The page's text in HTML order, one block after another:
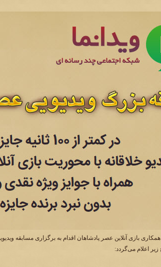
همکاری بازی آنلاین عصر پادشاهان اقدام به برگزاری مسابقه
اعلام می‌گردد: